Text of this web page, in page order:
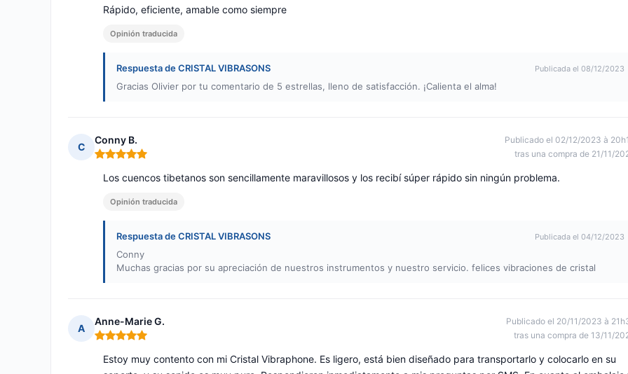
Rápido, eficiente, amable como siempre
Opinión traducida
Respuesta de CRISTAL VIBRASONS Publicada el 08/12/2023
Gracias Olivier por tu comentario de 5 estrellas, lleno de satisfacción. ¡Calienta el alma!
C
Conny B.
Nota: 5 de 5
Publicado el 02/12/2023 à
tras una compra de 21/11/
Los cuencos tibetanos son sencillamente maravillosos y los recibí súper rápido sin ningún problema.
Opinión traducida
Respuesta de CRISTAL VIBRASONS Publicada el 04/12/2023
Conny
Muchas gracias por su apreciación de nuestros instrumentos y nuestro servicio. felices vibraciones de cristal
A
Anne-Marie G.
Nota: 5 de 5
Publicado el 20/11/2023 à
tras una compra de 13/11/
Estoy muy contento con mi Cristal Vibraphone. Es ligero, está bien diseñado para transportarlo y colocarlo en su